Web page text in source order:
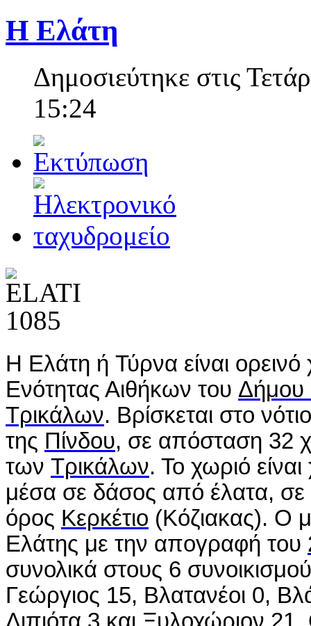
Η Ελάτη
Δημοσιεύτηκε στις
15:24
Η Ελάτη ή Τύρνα είναι ορεινό
Ενότητας Αιθήκων του Δήμου
Τρικάλων. Βρίσκεται στο
της Πίνδου, σε απόσταση 32
των Τρικάλων. Το χωριό
μέσα σε δάσος από έλατα,
όρος Κερκέτιο (Κόζιακας). Ο
Ελάτης με την απογραφή του
συνολικά στους 6
Γεώργιος 15, Βλατανέοι 0,